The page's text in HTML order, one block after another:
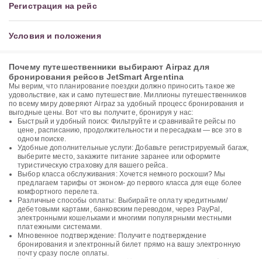
Регистрация на рейс
Условия и положения
Почему путешественники выбирают Airpaz для
бронирования рейсов JetSmart Argentina
Мы верим, что планирование поездки должно приносить такое же
удовольствие, как и само путешествие. Миллионы путешественников
по всему миру доверяют Airpaz за удобный процесс бронирования и
выгодные цены. Вот что вы получите, бронируя у нас:
Быстрый и удобный поиск: Фильтруйте и сравнивайте рейсы по
цене, расписанию, продолжительности и пересадкам — все это в
одном поиске.
Удобные дополнительные услуги: Добавьте регистрируемый багаж,
выберите место, закажите питание заранее или оформите
туристическую страховку для вашего рейса.
Выбор класса обслуживания: Хочется немного роскоши? Мы
предлагаем тарифы от эконом- до первого класса для еще более
комфортного перелета.
Различные способы оплаты: Выбирайте оплату кредитными/
дебетовыми картами, банковским переводом, через PayPal,
электронными кошельками и многими популярными местными
платежными системами.
Мгновенное подтверждение: Получите подтверждение
бронирования и электронный билет прямо на вашу электронную
почту сразу после оплаты.